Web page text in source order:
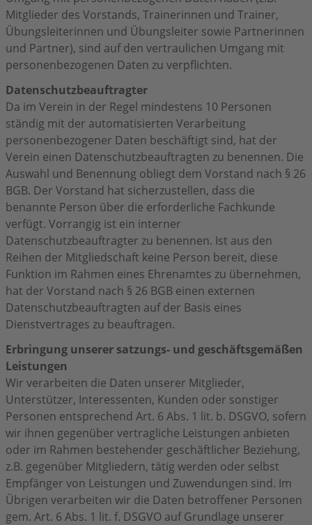
Mitglieder des Vorstands, Trainerinnen und Trainer,
Übungsleiterinnen und Übungsleiter sowie Partnerinnen
und Partner), sind auf den vertraulichen Umgang mit
personenbezogenen Daten zu verpflichten.
Datenschutzbeauftragter
Da im Verein in der Regel mindestens 10 Personen
ständig mit der automatisierten Verarbeitung
personenbezogener Daten beschäftigt sind, hat der
Verein einen Datenschutzbeauftragten zu benennen. Die
Auswahl und Benennung obliegt dem Vorstand nach § 26
BGB. Der Vorstand hat sicherzustellen, dass die
benannte Person über die erforderliche Fachkunde
verfügt. Vorrangig ist ein interner
Datenschutzbeauftragter zu benennen. Ist aus den
Reihen der Mitgliedschaft keine Person bereit, diese
Funktion im Rahmen eines Ehrenamtes zu übernehmen,
hat der Vorstand nach § 26 BGB einen externen
Datenschutzbeauftragten auf der Basis eines
Dienstvertrages zu beauftragen.
Erbringung unserer satzungs- und geschäftsgemäßen
Leistungen
Wir verarbeiten die Daten unserer Mitglieder,
Unterstützer, Interessenten, Kunden oder sonstiger
Personen entsprechend Art. 6 Abs. 1 lit. b. DSGVO, sofern
wir ihnen gegenüber vertragliche Leistungen anbieten
oder im Rahmen bestehender geschäftlicher Beziehung,
z.B. gegenüber Mitgliedern, tätig werden oder selbst
Empfänger von Leistungen und Zuwendungen sind. Im
Übrigen verarbeiten wir die Daten betroffener Personen
gem. Art. 6 Abs. 1 lit. f. DSGVO auf Grundlage unserer